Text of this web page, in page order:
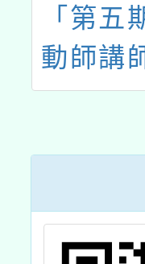
「第五
動師講
習工